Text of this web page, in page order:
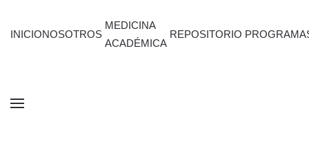
INICIONOSOTROS
MEDICINA
ACADÉMICA
REPOSITORIO